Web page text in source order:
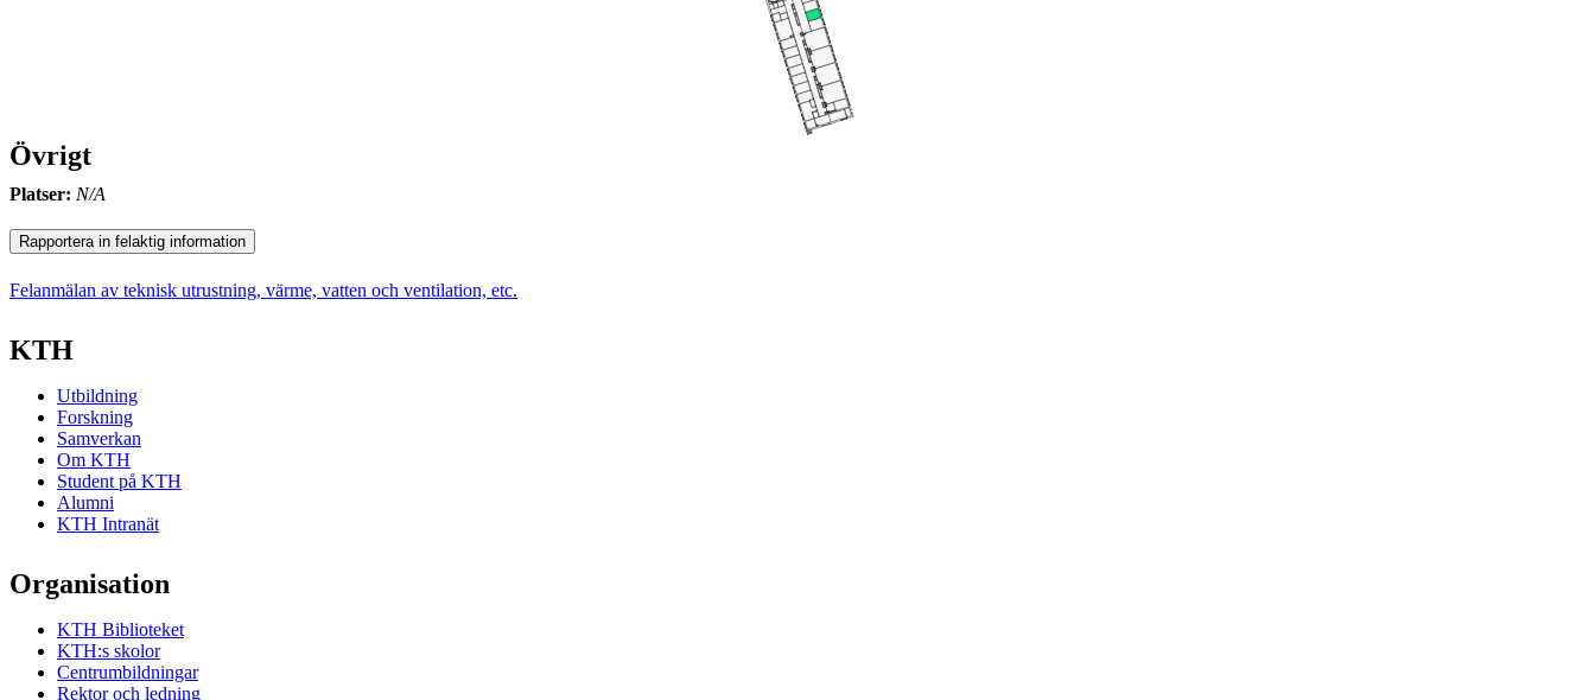
Övrigt
Platser: N/A
Rapportera in felaktig information
Felanmälan av teknisk utrustning, värme, vatten och ventilation, etc.
KTH
Utbildning
Forskning
Samverkan
Om KTH
Student på KTH
Alumni
KTH Intranät
Organisation
KTH Biblioteket
KTH:s skolor
Centrumbildningar
Rektor och ledning